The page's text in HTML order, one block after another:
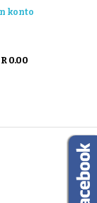
konto
0.00